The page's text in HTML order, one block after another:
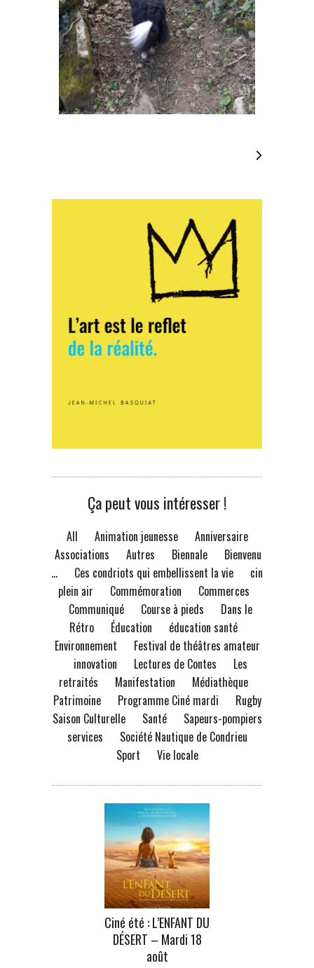
Ça peut vous intéresser !
All Animation jeunesse
Anniversaire
Associations
Autres Biennale
Bienvenue
à...
Ces condriots qui embellissent la vie
ciné
plein air
Commémoration
Commerces
Communiqué
Course à pieds
Dans le
Rétro
Éducation
éducation santé
Environnement
Festival de théâtres amateur
innovation
Lectures de Contes
Les
retraités
Manifestation
Médiathèque
Patrimoine
Programme Ciné mardi
Rugby
Saison Culturelle
Santé
Sapeurs-pompiers
services
Société Nautique de Condrieu
Sport
Vie locale
Ciné été : L’ENFANT DU
DÉSERT – Mardi 18
août